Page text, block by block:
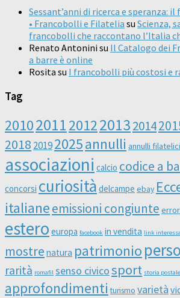
Sessant’anni di ricerca e speranza:
• Francobolli e Filatelia su Scienza,
francobolli che raccontano l’Italia
Renato Antonini su Il Catalogo dei
a barre è online
Rosita su I francobolli più costosi e
Tag
20102011201220132014
2018 20192025annulli annulli filatelici
associazioni calcio codice a
concorsi curiosità delcampe ebay
italianeemissioni congiunte
estero europa facebook in vendita link
mostre natura patrimonio
rarità romafil senso civicosport storia postale
approfondimenti turismo varietà